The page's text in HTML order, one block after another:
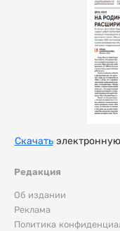
Редакция
Об издании
Реклама
Политика
Скачать